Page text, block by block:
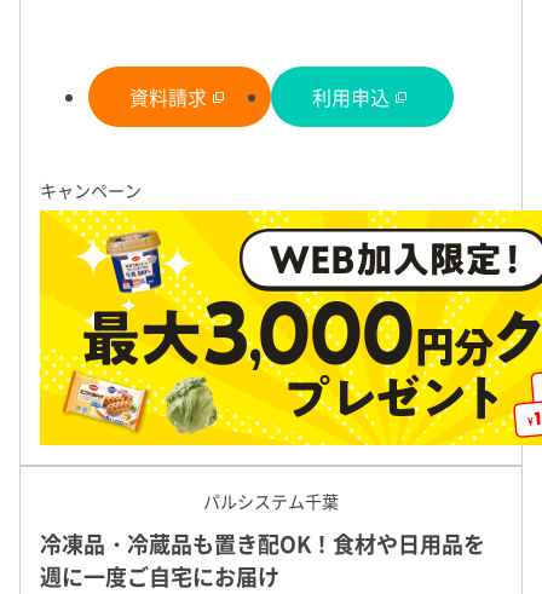
作り手の顔が見える商品を取り扱っていま
に⾒に⾏ける、⽣産者と畑で気軽に話せる関係を⼤切にしている
切せず、生産者を限定してお届けしています。
畜産品では、誰がどのように育てたかがはっきりと分かり、飼
ーベストフリー、⾮遺伝⼦組み換えのものを使⽤し、 抗⽣物質
飼育しています。
ママ・パパ・キッズ、みんなで楽しみまし
ょう。生活クラブは子育てを応援します！
子どもと真剣に向き合っていると疲れてしまうこと、ありますよ
もと少 し離れて気持ちをリセットしたり、子育ての不安をさり
あります。 また、組合員どうしのたすけあいの仕組みも充実！
カタログ・
商品
割引・特典
日本一の組合員数！ 毎週お買得な商品を
たくさんご用意して家計を応援します
食品から日用品や子育てグッズなど、毎週6,000品目以上の商品
わせてお選びいただけます。コープデリｅフレンズでは半期ごと
わけあり限定品など、おトクなセールも実施しています。
資料請求 利用申込
キャンペーン
パルシステム千葉
冷凍品・冷蔵品も置き配OK！食材や日用品を
週に一度ご自宅にお届け